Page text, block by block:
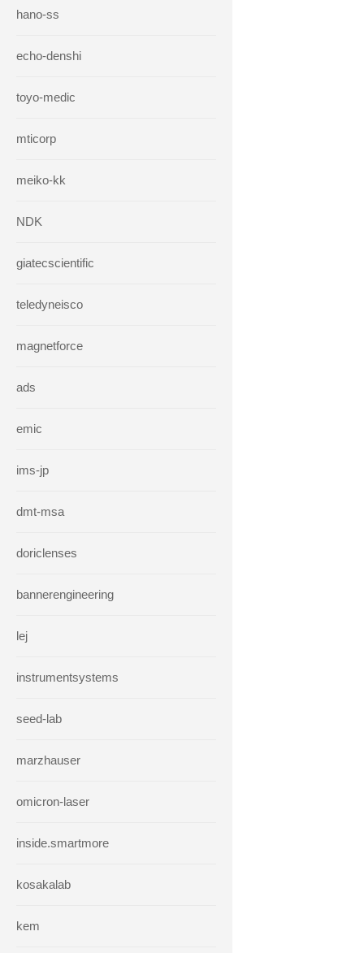
hano-ss
echo-denshi
toyo-medic
mticorp
meiko-kk
NDK
giatecscientific
teledyneisco
magnetforce
ads
emic
ims-jp
dmt-msa
doriclenses
bannerengineering
lej
instrumentsystems
seed-lab
marzhauser
omicron-laser
inside.smartmore
kosakalab
kem